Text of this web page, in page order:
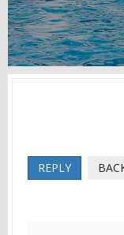
REPLY